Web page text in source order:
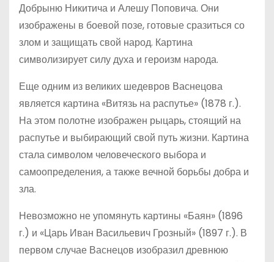
Добрыню Никитича и Алешу Поповича. Они
изображены в боевой позе, готовые сразиться со
злом и защищать свой народ. Картина
символизирует силу духа и героизм народа.
Еще одним из великих шедевров Васнецова
является картина «Витязь на распутье» (1878 г.).
На этом полотне изображен рыцарь, стоящий на
распутье и выбирающий свой путь жизни. Картина
стала символом человеческого выбора и
самоопределения, а также вечной борьбы добра и
зла.
Невозможно не упомянуть картины «Баян» (1896
г.) и «Царь Иван Васильевич Грозный» (1897 г.). В
первом случае Васнецов изобразил древнюю